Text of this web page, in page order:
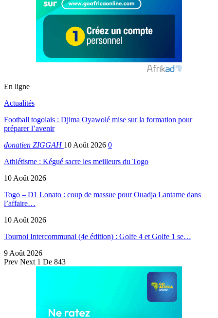
En ligne
Actualités
Football togolais : Djima Oyawolé mise sur la formation pour
préparer l’avenir
donatien ZIGGAH 10 Août 2026 0
Athlétisme : Kégué sacre les meilleurs du Togo
10 Août 2026
Togo – D1 Lonato : coup de massue pour Ouadja Lantame dans
l’affaire…
10 Août 2026
Tournoi Intercommunal (4e édition) : Golfe 4 et Golfe 1 se…
9 Août 2026
Prev Next 1 De 843